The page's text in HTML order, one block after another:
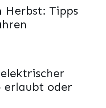
Tipps
erlaubt oder